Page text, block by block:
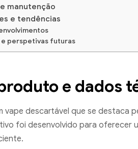
manutenção
e tendências
perspetivas futuras
e dados
vape descartável que se destaca
foi desenvolvido para oferecer